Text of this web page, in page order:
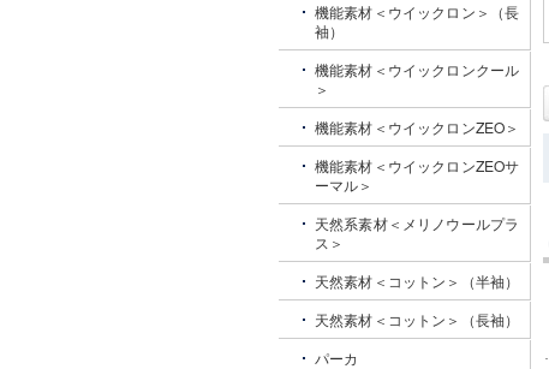
機能素材＜ウイックロン＞（長
袖）
機能素材＜ウイックロンクール
＞
機能素材＜ウイックロンZEO＞
機能素材＜ウイックロンZEOサ
ーマル＞
天然系素材＜メリノウールプラ
ス＞
天然素材＜コットン＞（半袖）
天然素材＜コットン＞（長袖）
パーカ